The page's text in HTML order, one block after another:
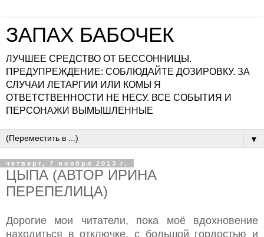
ЗАПАХ БАБОЧЕК
ЛУЧШЕЕ СРЕДСТВО ОТ БЕССОННИЦЫ.
ПРЕДУПРЕЖДЕНИЕ: СОБЛЮДАЙТЕ ДОЗИРОВКУ. ЗА
СЛУЧАИ ЛЕТАРГИИ ИЛИ КОМЫ Я
ОТВЕТСТВЕННОСТИ НЕ НЕСУ. ВСЕ СОБЫТИЯ И
ПЕРСОНАЖИ ВЫМЫШЛЕННЫЕ
▼
четверг, 7 ноября 2013 г.
ЦЫПА (АВТОР ИРИНА
ПЕРЕПЕЛИЦА)
Дорогие мои читатели, пока моё вдохновение
находиться в отключке, с большой гордостью и